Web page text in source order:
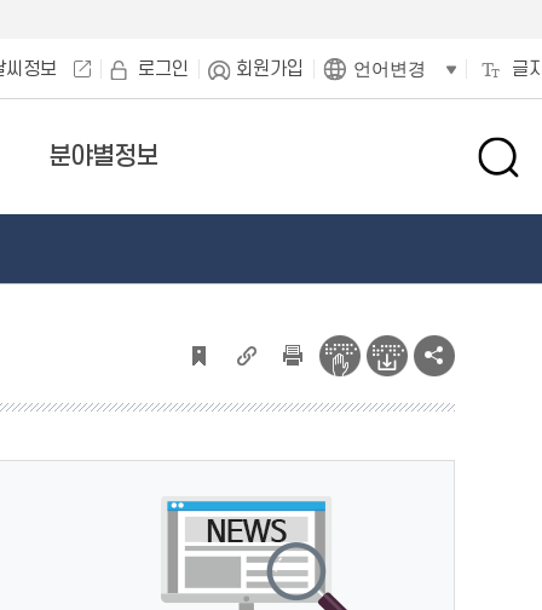
씨정보 로그인 회원가입 언어변경 글
분야별정보
검
창